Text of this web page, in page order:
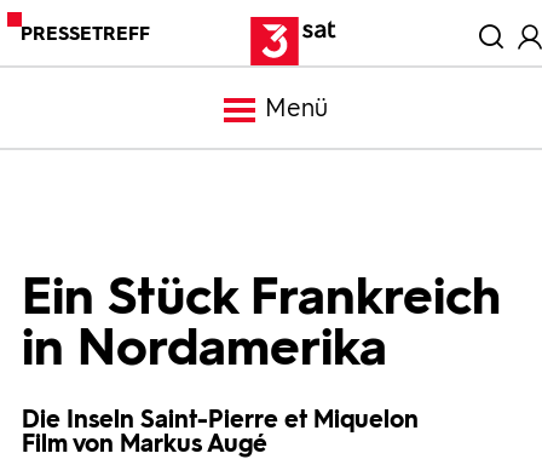
PRESSETREFF
Menü
Mediathek
Trailer
Ein Stück Frankreich
in Nordamerika
Die Inseln Saint-Pierre et Miquelon
Film von Markus Augé